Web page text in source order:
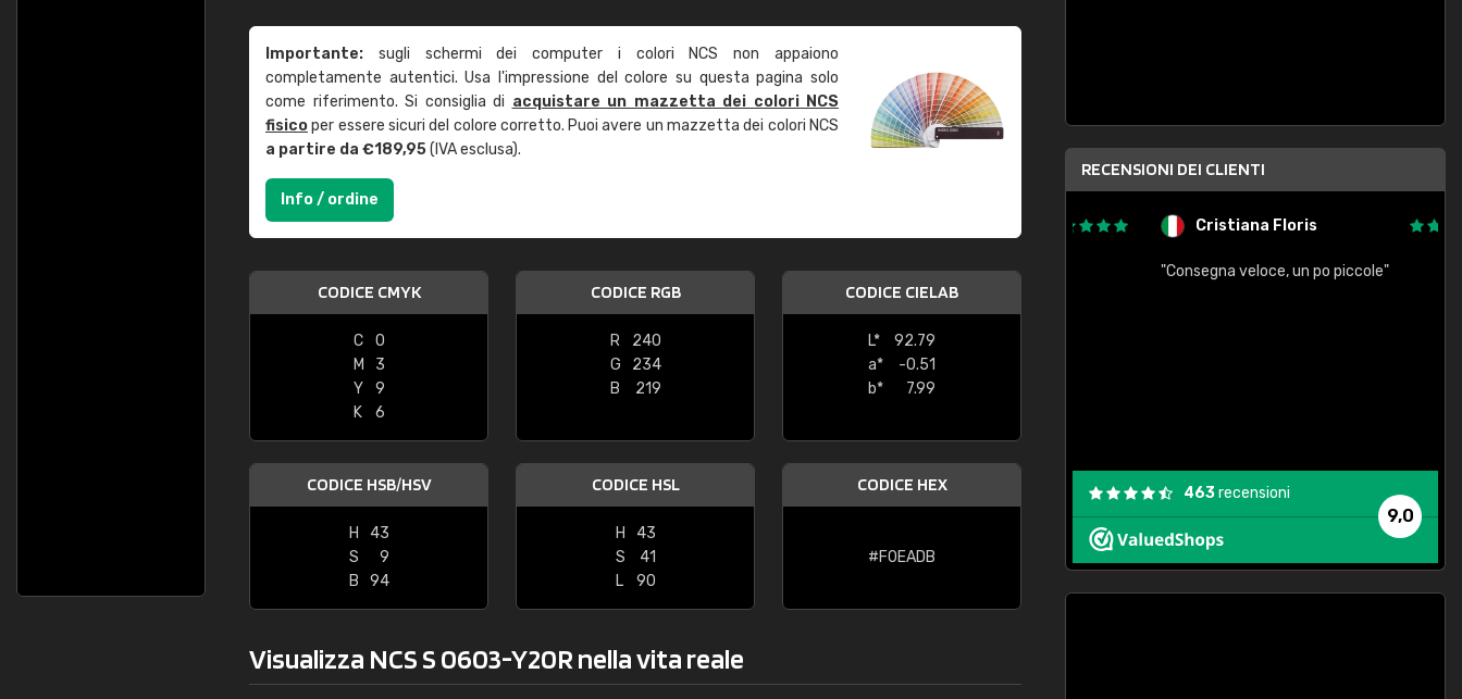
Importante: sugli schermi dei computer i colori NCS non appaiono
completamente autentici. Usa l'impressione del colore su questa pagina solo
come riferimento. Si consiglia di acquistare un mazzetta dei colori NCS
fisicoper essere sicuri del colore corretto. Puoi avere un mazzetta dei colori NCS
a partire da €189,95(IVA esclusa).
Info / ordine
CODICE CMYK
C
0
M
3
Y
9
K
6
CODICE RGB
R
240
G
234
B
219
CODICE CIELAB
L*
92.79
a*
-0.51
b*
7.99
CODICE HSB/HSV
H
43
S
9
B
94
CODICE HSL
H
43
S
41
L
90
CODICE HEX
#F0EADB
Visualizza NCS S 0603-Y20R nella vita reale
RECENSIONI DEI CLIENTI
"buon servizio"
Cristiana Floris
"Consegna veloce, un po piccole"
9,0
463recensioni